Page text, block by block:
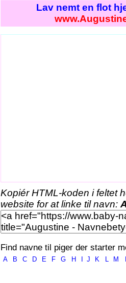
Lav nemt en flot
Kopiér HTML-koden i feltet
website for at linke til navn:
Find navne til piger der starter
A B C D E F G H J K L M